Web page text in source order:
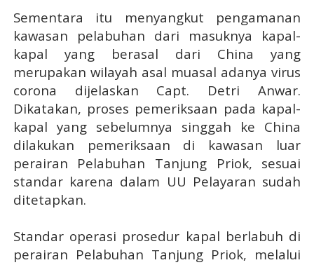
Sementara itu menyangkut pengamanan
kawasan pelabuhan dari masuknya kapal-
kapal yang berasal dari China yang
merupakan wilayah asal muasal adanya virus
corona dijelaskan Capt. Detri Anwar.
Dikatakan, proses pemeriksaan pada kapal-
kapal yang sebelumnya singgah ke China
dilakukan pemeriksaan di kawasan luar
perairan Pelabuhan Tanjung Priok, sesuai
standar karena dalam UU Pelayaran sudah
ditetapkan.
Standar operasi prosedur kapal berlabuh di
perairan Pelabuhan Tanjung Priok, melalui